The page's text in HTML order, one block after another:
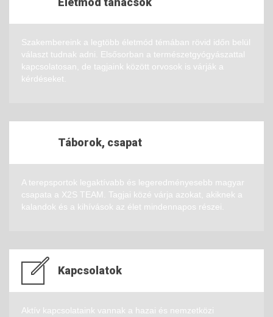
Szakembereink a legtöbb életmód témában rövid időn belül
választ tudnak adni. Elsősorban a természetgyógyászattal
kapcsolatosan, de tagjaink között orvosok is várják a
kérdéseket.
Táborok, csapat
A terepsportok legaktívabb és legeredményesebb magyar
csapata a X2S TEAM. Tagjai közé várja azokat, akiknek a
kalandok és a kihívások az élet mindennapos részei.
Kapcsolatok
Aktív kapcsolataink vannak a hazai és nemzetközi